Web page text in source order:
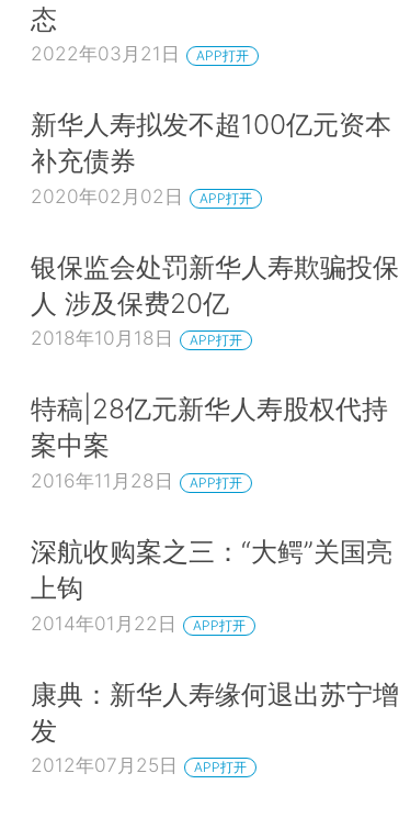
态
2022年03月21日 APP打开
新华人寿拟发不超100亿元资本
补充债券
2020年02月02日 APP打开
银保监会处罚新华人寿欺骗投保
人 涉及保费20亿
2018年10月18日 APP打开
特稿|28亿元新华人寿股权代持
案中案
2016年11月28日 APP打开
深航收购案之三：“大鳄”关国亮
上钩
2014年01月22日 APP打开
康典：新华人寿缘何退出苏宁增
发
2012年07月25日 APP打开